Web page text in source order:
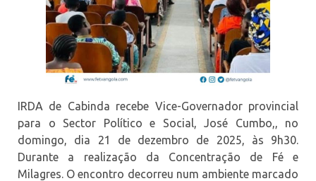
IRDA de Cabinda recebe Vice-Governador provincial
para o Sector Político e Social, José Cumbo,, no
domingo, dia 21 de dezembro de 2025, às 9h30.
Durante a realização da Concentração de Fé e
Milagres. O encontro decorreu num ambiente marcado